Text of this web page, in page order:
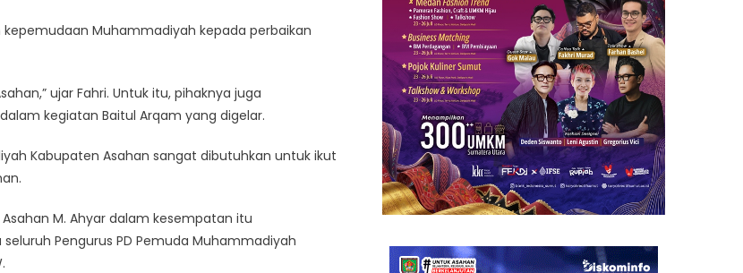
Muhammadiyah kepada perbaikan
ujar Fahri. Untuk itu, pihaknya juga
kegiatan Baitul Arqam yang digelar.
Kabupaten Asahan sangat dibutuhkan untuk ikut
M. Ahyar dalam kesempatan itu
Pengurus PD Pemuda Muhammadiyah